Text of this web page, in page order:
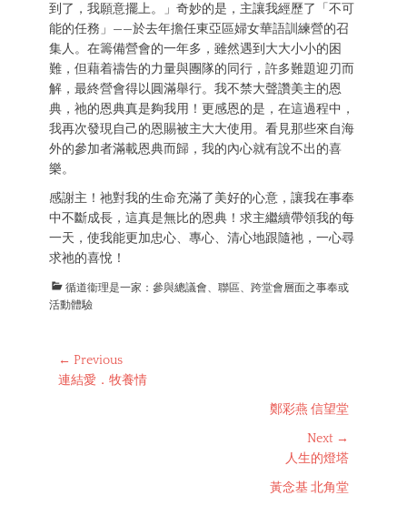
到了，我願意擺上。」奇妙的是，主讓我經歷了「不可
能的任務」——於去年擔任東亞區婦女華語訓練營的召
集人。在籌備營會的一年多，雖然遇到大大小小的困
難，但藉着禱告的力量與團隊的同行，許多難題迎刃而
解，最終營會得以圓滿舉行。我不禁大聲讚美主的恩
典，祂的恩典真是夠我用！更感恩的是，在這過程中，
我再次發現自己的恩賜被主大大使用。看見那些來自海
外的參加者滿載恩典而歸，我的內心就有說不出的喜
樂。
感謝主！祂對我的生命充滿了美好的心意，讓我在事奉
中不斷成長，這真是無比的恩典！求主繼續帶領我的每
一天，使我能更加忠心、專心、清心地跟隨祂，一心尋
求祂的喜悅！
Categories
循道衞理是一家：參與總議會、聯區、跨堂會層面之事奉或
活動體驗
Post
navigation
← Previous
Previous
連結愛．牧養情
鄭彩燕 信望堂
Next →
人生的燈塔
黃念基 北角堂